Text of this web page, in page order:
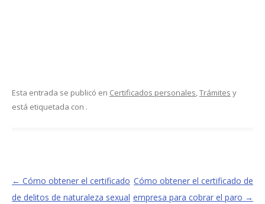
Esta entrada se publicó en Certificados personales,Trámites y
está etiquetada con .
← Cómo obtener el certificado
de delitos de naturaleza sexual
Cómo obtener el certificado de
empresa para cobrar el paro →